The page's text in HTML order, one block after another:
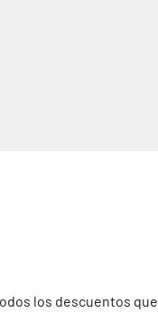
los descuentos que